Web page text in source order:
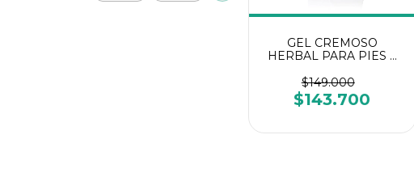
GEL CREMOSO
HERBAL PARA PIES Y
JUST 60 gr - Swiss Just
$149.000
$143.700